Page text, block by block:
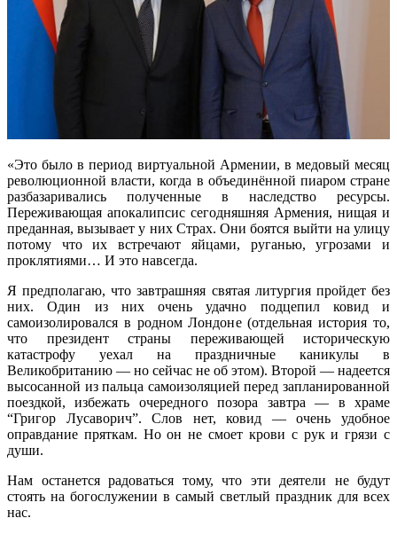
«Это было в период виртуальной Армении, в медовый месяц
революционной власти, когда в объединённой пиаром стране
разбазаривались полученные в наследство ресурсы.
Переживающая апокалипсис сегодняшняя Армения, нищая и
преданная, вызывает у них Страх. Они боятся выйти на улицу
потому что их встречают яйцами, руганью, угрозами и
проклятиями… И это навсегда.
Я предполагаю, что завтрашняя святая литургия пройдет без
них. Один из них очень удачно подцепил ковид и
самоизолировался в родном Лондоне (отдельная история то,
что президент страны переживающей историческую
катастрофу уехал на праздничные каникулы в
Великобританию — но сейчас не об этом). Второй — надеется
высосанной из пальца самоизоляцией перед запланированной
поездкой, избежать очередного позора завтра — в храме
“Григор Лусаворич”. Слов нет, ковид — очень удобное
оправдание пряткам. Но он не смоет крови с рук и грязи с
души.
Нам останется радоваться тому, что эти деятели не будут
стоять на богослужении в самый светлый праздник для всех
нас.